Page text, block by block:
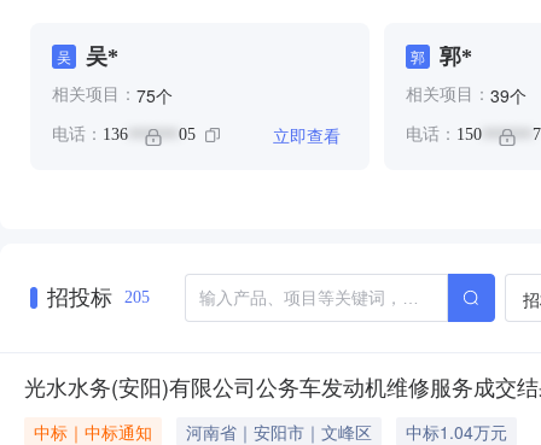
吴 吴*
相关项目： 75个
电话： 136 ****** 05 立即查看
郭 郭*
相关项目： 39个
电话： 150******
招投标 205
光水水务(安阳)有限公司公务车发动机维修服务成交
中标｜中标通知 河南省｜安阳市｜文峰区
中标1.04万元